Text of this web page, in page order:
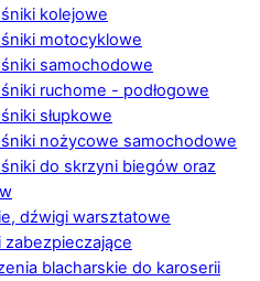
kolejowe
motocyklowe
samochodowe
ruchome - podłogowe
słupkowe
nożycowe samochodowe
do skrzyni biegów oraz
dźwigi warsztatowe
zabezpieczające
blacharskie do karoserii